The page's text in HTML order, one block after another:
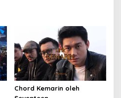
Chord Kemarin oleh